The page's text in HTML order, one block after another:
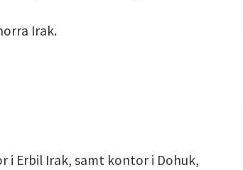
Irak.
Erbil Irak, samt kontor i Dohuk,